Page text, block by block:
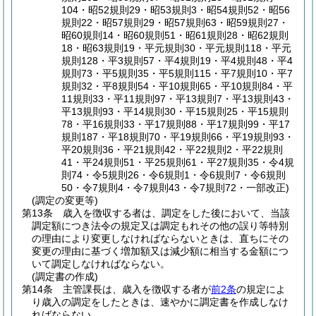
104・昭52規則29・昭53規則3・昭54規則52・昭56
規則22・昭57規則29・昭57規則63・昭59規則27・
昭60規則14・昭60規則51・昭61規則28・昭62規則
18・昭63規則19・平元規則30・平元規則118・平元
規則128・平3規則57・平4規則19・平4規則48・平4
規則73・平5規則35・平5規則115・平7規則10・平7
規則32・平8規則54・平10規則65・平10規則84・平
11規則33・平11規則97・平13規則7・平13規則43・
平13規則93・平14規則30・平15規則25・平15規則
78・平16規則33・平17規則88・平17規則99・平17
規則187・平18規則70・平19規則66・平19規則93・
平20規則36・平21規則42・平22規則2・平22規則
41・平24規則51・平25規則61・平27規則35・令4規
則74・令5規則26・令6規則1・令6規則7・令6規則
50・令7規則4・令7規則43・令7規則72・一部改正)
(調定の変更等)
第13条
歳入を徴収する者は、調定をした後において、当該
調定額につき法令の規定又は調定もれその他の誤り等特別
の理由により変更しなければならないときは、直ちにその
変更の理由に基づく増加額又は減少額に相当する金額につ
いて調定しなければならない。
(調定書の作成)
第14条
主管課長は、歳入を徴収する者が前2条の規定によ
り歳入の調定をしたときは、速やかに調定書を作成しなけ